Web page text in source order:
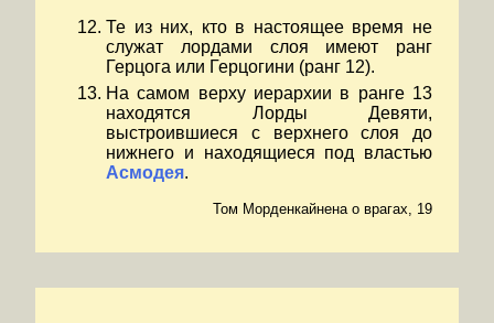
Те из них, кто в настоящее время не
служат лордами слоя имеют ранг
Герцога или Герцогини (ранг 12).
На самом верху иерархии в ранге 13
находятся Лорды Девяти,
выстроившиеся с верхнего слоя до
нижнего и находящиеся под властью
Асмодея.
Том Морденкайнена о врагах, 19